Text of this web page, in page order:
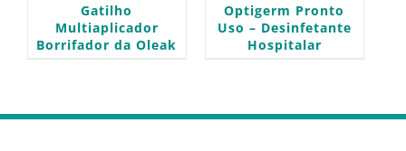
Gatilho
Multiaplicador
Borrifador da Oleak
Optigerm Pronto
Uso – Desinfetante
Hospitalar